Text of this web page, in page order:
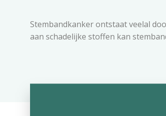
Stembandkanker ontstaat veelal
aan schadelijke stoffen kan